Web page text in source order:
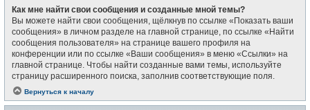
Как мне найти свои сообщения и созданные мной темы?
Вы можете найти свои сообщения, щёлкнув по ссылке «Показать ваши
сообщения» в личном разделе на главной странице, по ссылке «Найти
сообщения пользователя» на странице вашего профиля на
конференции или по ссылке «Ваши сообщения» в меню «Ссылки» на
главной странице. Чтобы найти созданные вами темы, используйте
страницу расширенного поиска, заполнив соответствующие поля.
Вернуться к началу